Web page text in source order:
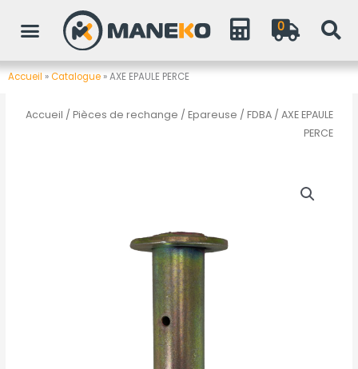
0
Accueil »Catalogue »AXE EPAULE PERCE
Accueil / Pièces de rechange / Epareuse / FDBA/ AXE EPAULE
PERCE